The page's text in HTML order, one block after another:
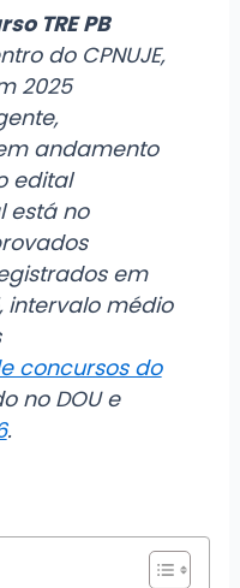
TRE PB
do CPNUJE,
2025
andamento
edital
está no
em
intervalo médio
concursos do
no DOU e
.